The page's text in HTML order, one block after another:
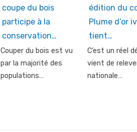
coupe du bois
participe à la
conservation…
Couper du bois est vu
par la majorité des
populations…
édition du
Plume d’or
tient…
C’est un réel
vient de
nationale…